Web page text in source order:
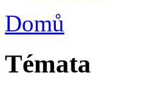
Domů
Témata